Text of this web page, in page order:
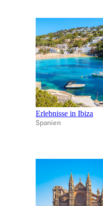
Erlebnisse in Ibiza
Spanien